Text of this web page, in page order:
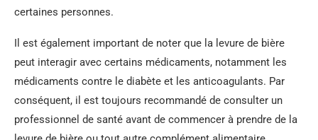
certaines personnes.
Il est également important de noter que la levure de bière
peut interagir avec certains médicaments, notamment les
médicaments contre le diabète et les anticoagulants. Par
conséquent, il est toujours recommandé de consulter un
professionnel de santé avant de commencer à prendre de la